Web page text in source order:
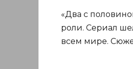
«Два с
роли. Сериал
всем мире.